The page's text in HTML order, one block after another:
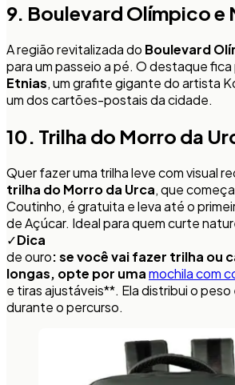
9. Boulevard Olímpico e
A região revitalizada do Boulevard
para um passeio a pé. O destaque
Etnias, um grafite gigante do artista
um dos cartões-postais da cidade.
10. Trilha do Morro da
Quer fazer uma trilha leve com visual
trilha do Morro da Urca, que
Coutinho, é gratuita e leva até o
de Açúcar. Ideal para quem curte
✓Dica
de ouro: se você vai fazer trilha ou
longas, opte por umamochila com
e tiras ajustáveis**. Ela distribui o
durante o percurso.